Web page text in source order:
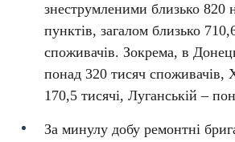
знеструмленими близько 820
пунктів, загалом близько
споживачів. Зокрема, в
понад 320 тисяч споживачів,
170,5 тисячі, Луганській –
За минулу добу ремонтні